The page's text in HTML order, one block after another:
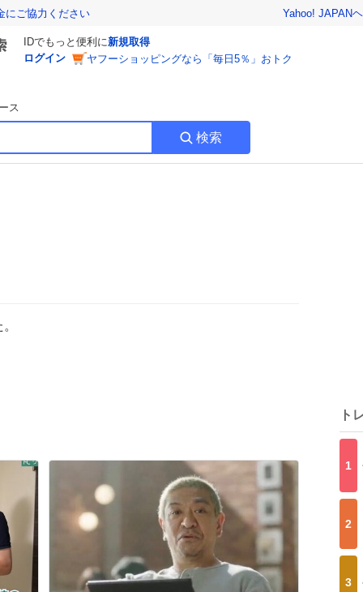
にご協力ください Yahoo! JAPAN
IDでもっと便利に新規取得
ログイン
ヤフーショッピングなら「毎日5％」おトク
ス
検索
ト
1
2
3